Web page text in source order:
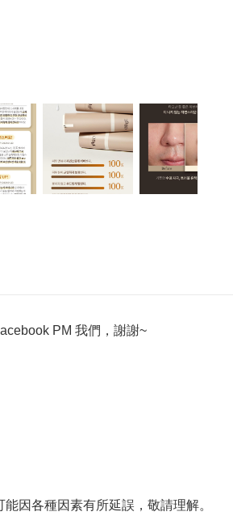
PM 我們，謝謝~
能因各種因素有所延誤，敬請理解。